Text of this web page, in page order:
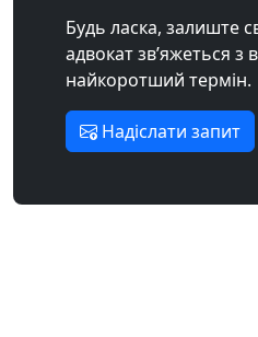
Будь ласка, залиште
адвокат зв’яжеться з
найкоротший термін.
Надіслати запит